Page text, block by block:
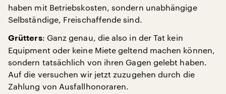
haben mit Betriebskosten, sondern unabhängige
Selbständige, Freischaffende sind.
Grütters: Ganz genau, die also in der Tat kein
Equipment oder keine Miete geltend machen können,
sondern tatsächlich von ihren Gagen gelebt haben.
Auf die versuchen wir jetzt zuzugehen durch die
Zahlung von Ausfallhonoraren.